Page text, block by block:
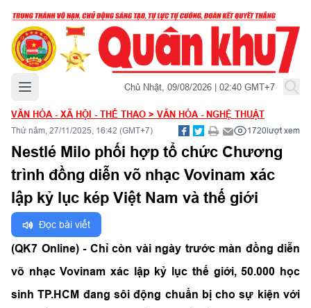
Mở menu chính Chủ Nhật, 09/08/2026 | 02:40 GMT+7
VĂN HÓA - XÃ HỘI - THỂ THAO > VĂN HÓA - NGHỆ THUẬT
Thứ năm, 27/11/2025, 16:42 (GMT+7) 1720lượt xem
Nestlé Milo phối hợp tổ chức Chương
trình đồng diễn võ nhạc Vovinam xác
lập kỷ lục kép Việt Nam và thế giới
Đọc bài viết
(QK7 Online) - Chỉ còn vài ngày trước màn đồng diễn
võ nhạc Vovinam xác lập kỷ lục thế giới, 50.000 học
sinh TP.HCM đang sôi động chuẩn bị cho sự kiện với